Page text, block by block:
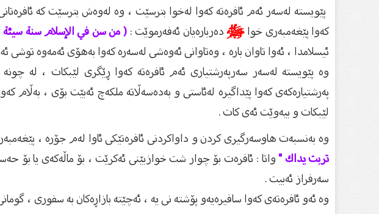
پێویستە لەسەر ئەم ئافرەتە کەوا لەخوا بترسێت ، وە لەوەش بترسێت کە
کەوا پێغەمبەری خواﷺدەربارەیان ئەفەرموێت :( من سن في الإسلام سنة سيئة
ئیسلامدا ، ئەوا تاوان بارە ، وەتاوانی ئەوەشی لەسەرە کەوا بەهۆی ئەمەوە توشی
وە پێویستە لەسەر سەرپەرشتیاری ئەم ئافرەتە کەوا ڕێگری لێبکات ، لە
پەرشتیارەکەی کەوا پێداگیرە لەئاستی و بەدەسەڵاتە ملکەچ ئەبێت بۆی ،
لێبکات و بیەوێت ئەی کات .
وە بەنسبەت هاوسەرگیری کردن و داواکردنی ئافرەتێکی ئاوا لەم جۆرە ،
تربت يداك "واتا : ئافرەت بۆ چوار شت خوازبێنی ئەکرێت ، بۆ ماڵەکەی یا بۆ
سەرفراز ئەبیت .
وە ئەو ئافرەتەی کەوا سافیرەیەو پۆشتە نی یە ، ئەچێتە بازاڕەکان بە سفوری ،